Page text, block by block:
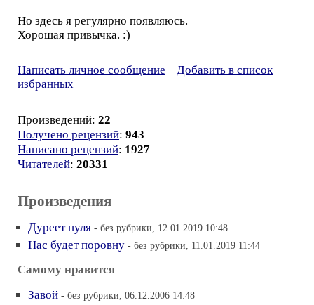
Но здесь я регулярно появляюсь.
Хорошая привычка. :)
Написать личное сообщение
Добавить в список
избранных
Произведений: 22
Получено рецензий: 943
Написано рецензий: 1927
Читателей: 20331
Произведения
Дуреет пуля - без рубрики, 12.01.2019 10:48
Нас будет поровну - без рубрики, 11.01.2019 11:44
Самому нравится
Завой - без рубрики, 06.12.2006 14:48